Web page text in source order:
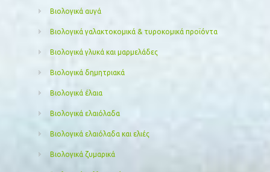
Βιολογικά αυγά
Βιολογικά γαλακτοκομικά & τυροκομικά προϊόντα
Βιολογικά γλυκά και μαρμελάδες
Βιολογικά δημητριακά
Βιολογικά έλαια
Βιολογικά ελαιόλαδα
Βιολογικά ελαιόλαδα και ελιές
Βιολογικά ζυμαρικά